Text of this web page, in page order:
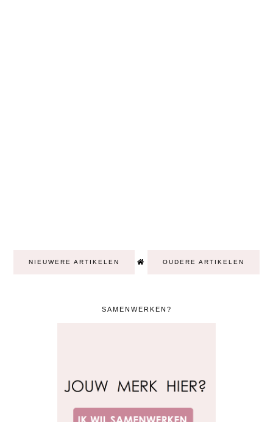
NIEUWERE ARTIKELEN OUDERE ARTIKELEN
SAMENWERKEN?